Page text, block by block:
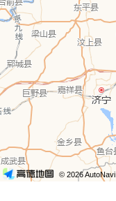
© 2026 AutoNavi